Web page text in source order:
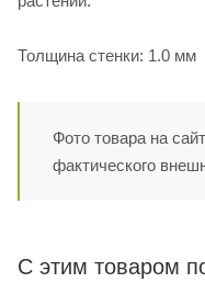
Толщина стенки: 1.0 мм
Фото товара на
фактического
С этим товаром